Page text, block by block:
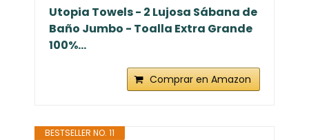
Utopia Towels - 2 Lujosa Sábana de
Baño Jumbo - Toalla Extra Grande
100%...
Comprar en Amazon
BESTSELLER NO. 11